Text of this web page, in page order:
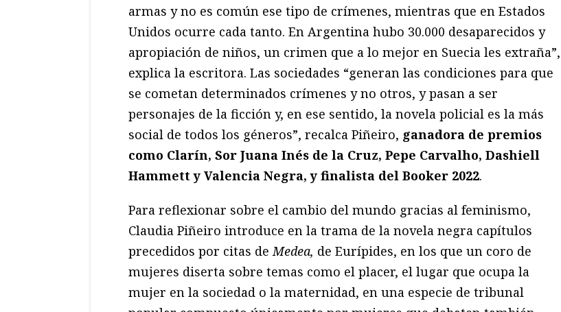
armas y no es común ese tipo de crímenes, mientras que en Estados
Unidos ocurre cada tanto. En Argentina hubo 30.000 desaparecidos y
apropiación de niños, un crimen que a lo mejor en Suecia les extraña”,
explica la escritora. Las sociedades “generan las condiciones para que
se cometan determinados crímenes y no otros, y pasan a ser
personajes de la ficción y, en ese sentido, la novela policial es la más
social de todos los géneros”, recalca Piñeiro, ganadora de premios
como Clarín, Sor Juana Inés de la Cruz, Pepe Carvalho, Dashiell
Hammett y Valencia Negra, y finalista del Booker 2022.
Para reflexionar sobre el cambio del mundo gracias al feminismo,
Claudia Piñeiro introduce en la trama de la novela negra capítulos
precedidos por citas deMedea, de Eurípides, en los que un coro de
mujeres diserta sobre temas como el placer, el lugar que ocupa la
mujer en la sociedad o la maternidad, en una especie de tribunal